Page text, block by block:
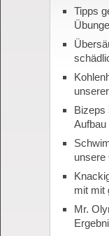
Tipps
Bizeps
Aufbau
unsere
mit mit
Mr.